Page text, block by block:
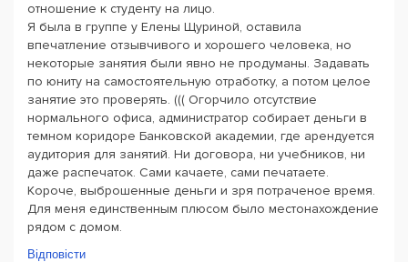
отношение к студенту на лицо.
Я была в группе у Елены Щуриной, оставила
впечатление отзывчивого и хорошего человека, но
некоторые занятия были явно не продуманы. Задавать
по юниту на самостоятельную отработку, а потом целое
занятие это проверять. ((( Огорчило отсутствие
нормального офиса, администратор собирает деньги в
темном коридоре Банковской академии, где арендуется
аудитория для занятий. Ни договора, ни учебников, ни
даже распечаток. Сами качаете, сами печатаете.
Короче, выброшенные деньги и зря потраченое время.
Для меня единственным плюсом было местонахождение
рядом с домом.
Відповісти